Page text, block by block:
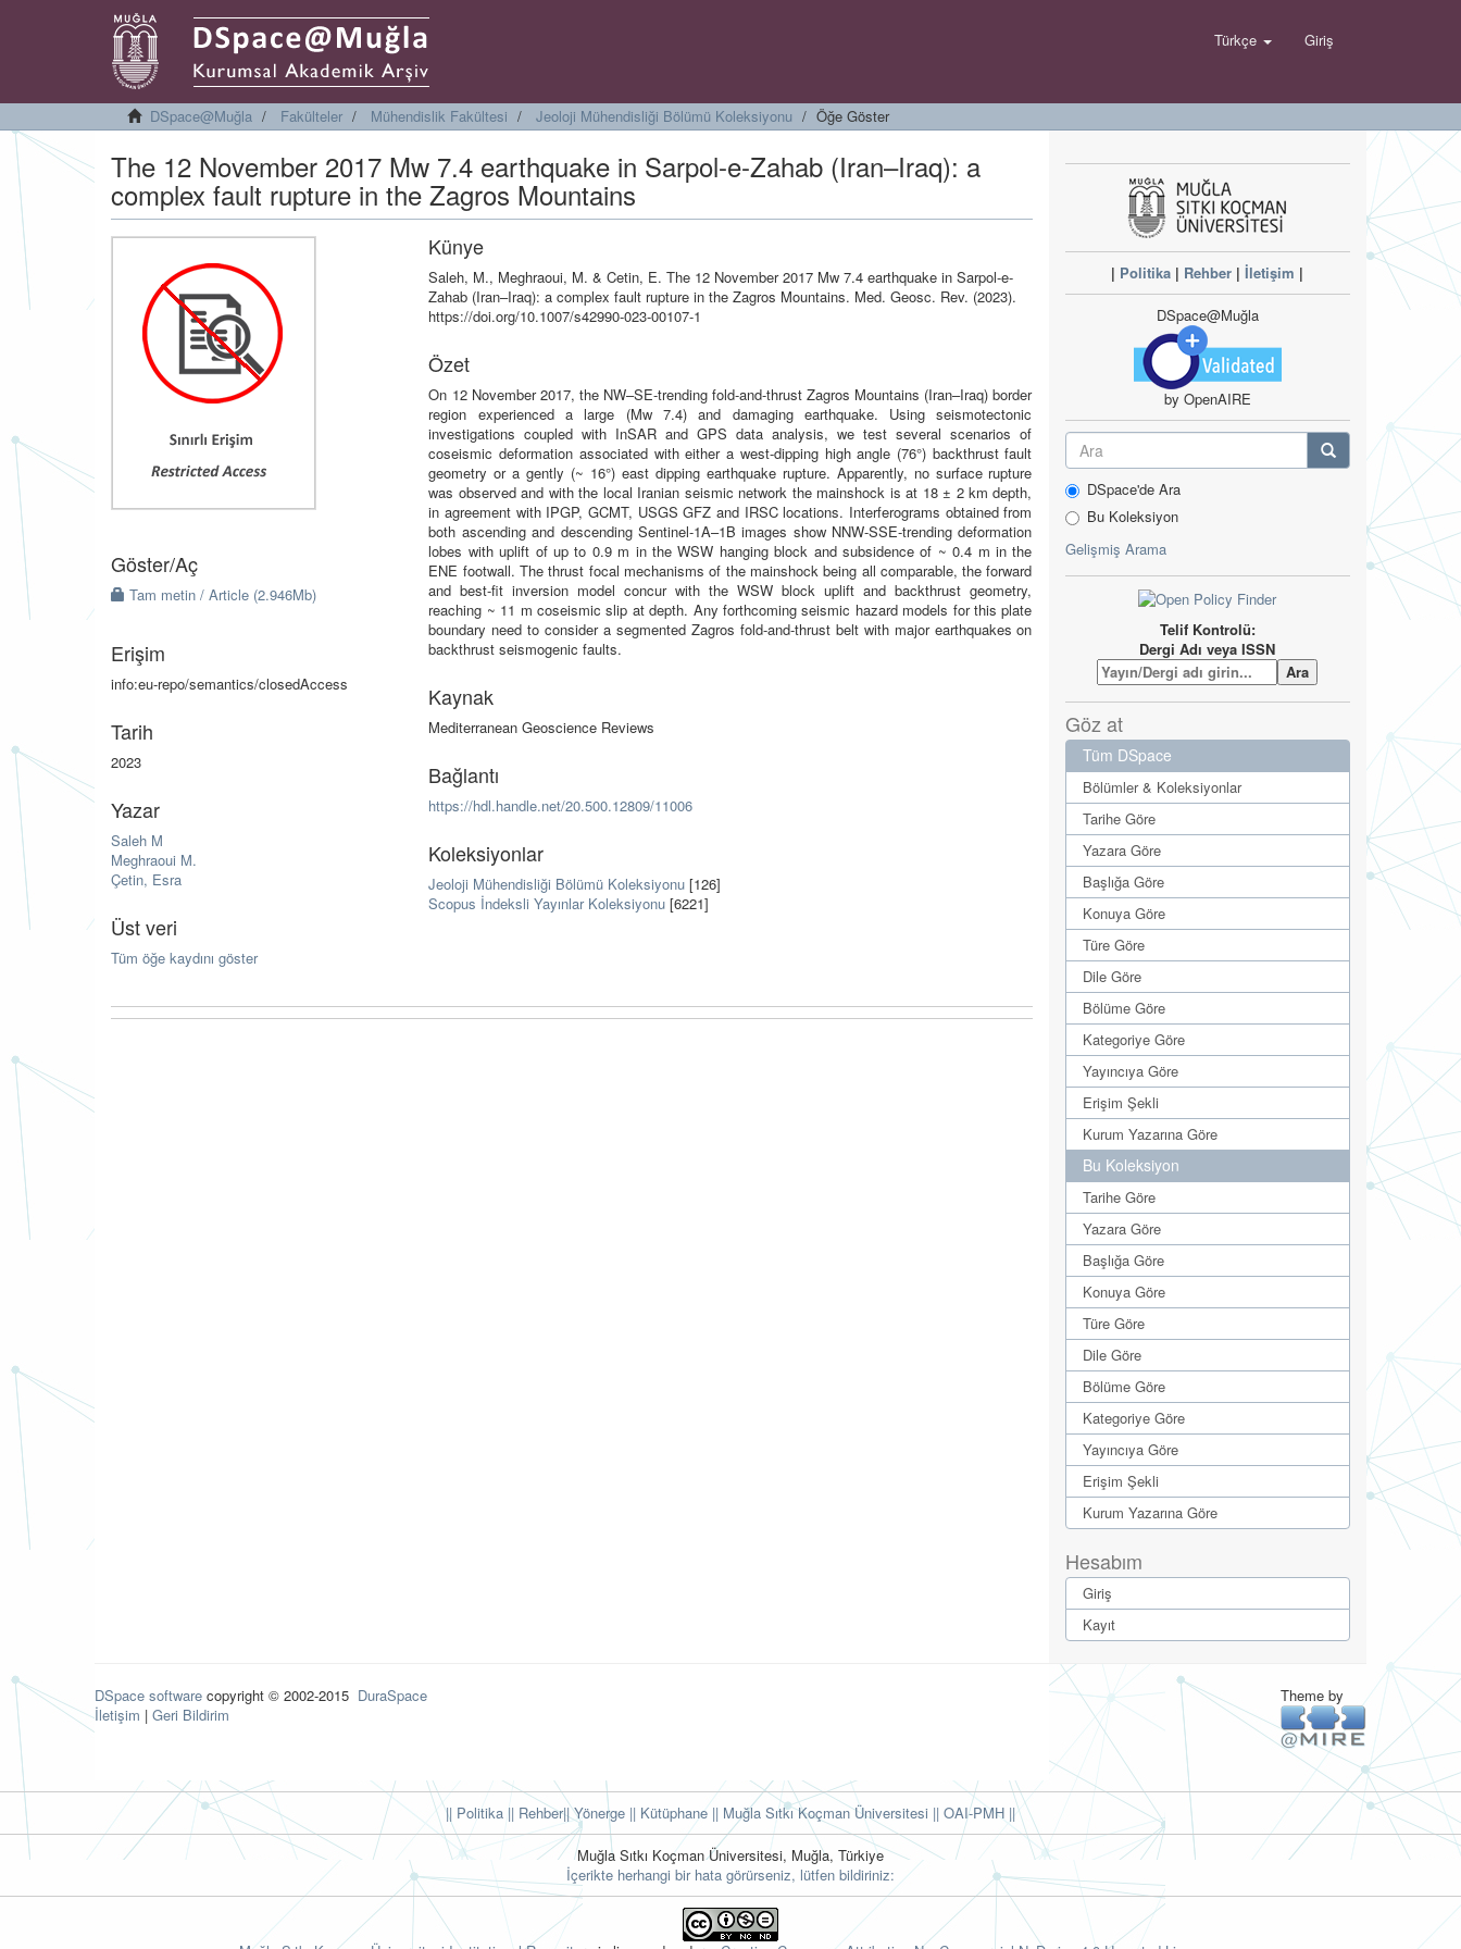
Türkçe Giriş
DSpace@Muğla Fakülteler Mühendislik Fakültesi Jeoloji Mühendisliği Bölümü Koleksiyonu Öğe Göster
The 12 November 2017 Mw 7.4 earthquake in Sarpol-e-Zahab (Iran–Iraq): a
complex fault rupture in the Zagros Mountains
Göster/Aç
Tam metin / Article (2.946Mb)
Erişim
info:eu-repo/semantics/closedAccess
Tarih
2023
Yazar
Saleh M
Meghraoui M.
Çetin, Esra
Üst veri
Tüm öğe kaydını göster
Künye
Saleh, M., Meghraoui, M. & Cetin, E. The 12 November 2017 Mw 7.4 earthquake in Sarpol-e-
Zahab (Iran–Iraq): a complex fault rupture in the Zagros Mountains. Med. Geosc. Rev. (2023).
https://doi.org/10.1007/s42990-023-00107-1
Özet
On 12 November 2017, the NW–SE-trending fold-and-thrust Zagros Mountains (Iran–Iraq) border
region experienced a large (Mw 7.4) and damaging earthquake. Using seismotectonic
investigations coupled with InSAR and GPS data analysis, we test several scenarios of
coseismic deformation associated with either a west-dipping high angle (76°) backthrust fault
geometry or a gently (~ 16°) east dipping earthquake rupture. Apparently, no surface rupture
was observed and with the local Iranian seismic network the mainshock is at 18 ± 2 km depth,
in agreement with IPGP, GCMT, USGS GFZ and IRSC locations. Interferograms obtained from
both ascending and descending Sentinel-1A–1B images show NNW-SSE-trending deformation
lobes with uplift of up to 0.9 m in the WSW hanging block and subsidence of ~ 0.4 m in the
ENE footwall. The thrust focal mechanisms of the mainshock being all comparable, the forward
and best-fit inversion model concur with the WSW block uplift and backthrust geometry,
reaching ~ 11 m coseismic slip at depth. Any forthcoming seismic hazard models for this plate
boundary need to consider a segmented Zagros fold-and-thrust belt with major earthquakes on
backthrust seismogenic faults.
Kaynak
Mediterranean Geoscience Reviews
Bağlantı
https://hdl.handle.net/20.500.12809/11006
Koleksiyonlar
Jeoloji Mühendisliği Bölümü Koleksiyonu [126]
Scopus İndeksli Yayınlar Koleksiyonu [6221]
| Politika | Rehber |İletişim |
DSpace@Muğla
by OpenAIRE
DSpace'de Ara
Bu Koleksiyon
Gelişmiş Arama
Telif Kontrolü:
Dergi Adı veya ISSN
Göz at
Tüm DSpace
Bölümler & Koleksiyonlar
Tarihe Göre
Yazara Göre
Başlığa Göre
Konuya Göre
Türe Göre
Dile Göre
Bölüme Göre
Kategoriye Göre
Yayıncıya Göre
Erişim Şekli
Kurum Yazarına Göre
Bu Koleksiyon
Tarihe Göre
Yazara Göre
Başlığa Göre
Konuya Göre
Türe Göre
Dile Göre
Bölüme Göre
Kategoriye Göre
Yayıncıya Göre
Erişim Şekli
Kurum Yazarına Göre
Hesabım
Giriş
Kayıt
DSpace software copyright © 2002-2015 DuraSpace
İletişim | Geri Bildirim
Theme by
|| Politika || Rehber|| Yönerge || Kütüphane || Muğla Sıtkı Koçman Üniversitesi || OAI-PMH ||
Muğla Sıtkı Koçman Üniversitesi, Muğla, Türkiye
İçerikte herhangi bir hata görürseniz, lütfen bildiriniz: